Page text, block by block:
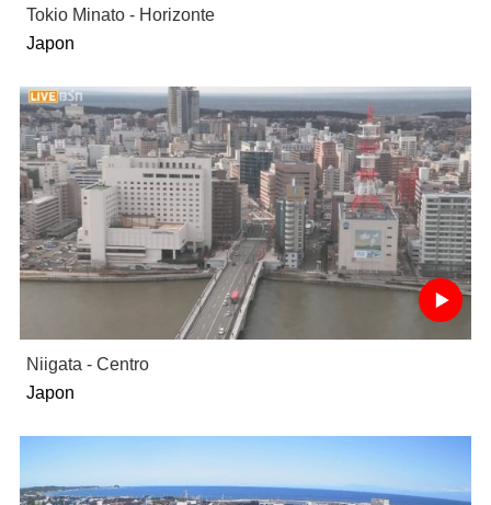
Tokio Minato - Horizonte
Japon
Niigata - Centro
Japon